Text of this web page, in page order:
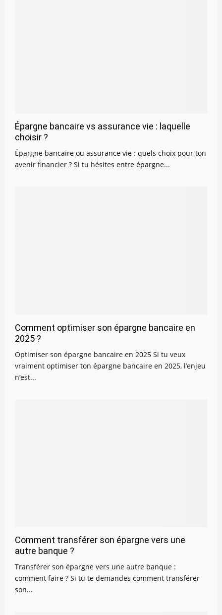
Épargne bancaire vs assurance vie : laquelle
choisir ?
Épargne bancaire ou assurance vie : quels choix pour ton
avenir financier ? Si tu hésites entre épargne...
Comment optimiser son épargne bancaire en
2025 ?
Optimiser son épargne bancaire en 2025 Si tu veux
vraiment optimiser ton épargne bancaire en 2025, l’enjeu
n’est...
Comment transférer son épargne vers une
autre banque ?
Transférer son épargne vers une autre banque :
comment faire ? Si tu te demandes comment transférer
son...